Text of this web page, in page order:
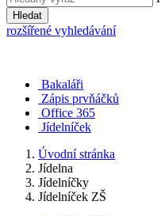
Hledat
rozšířené vyhledávání
Bakaláři
Zápis prvňáčků
Office 365
Jídelníček
Úvodní stránka
Jídelna
Jídelníčky
Jídelníček ZŠ